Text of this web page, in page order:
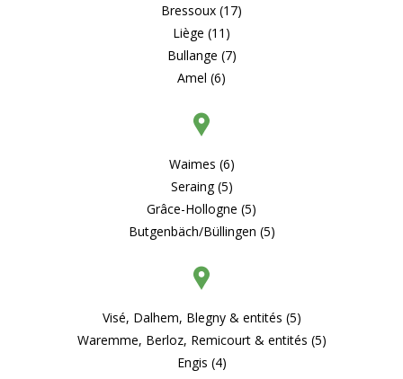
Bressoux (17)
Liège (11)
Bullange (7)
Amel (6)
Waimes (6)
Seraing (5)
Grâce-Hollogne (5)
Butgenbäch/Büllingen (5)
Visé, Dalhem, Blegny & entités (5)
Waremme, Berloz, Remicourt & entités (5)
Engis (4)